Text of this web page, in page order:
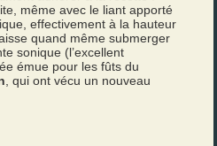
même avec le liant apporté
effectivement à la hauteur
quand même submerger
sonique (l’excellent
émue pour les fûts du
, qui ont vécu un nouveau